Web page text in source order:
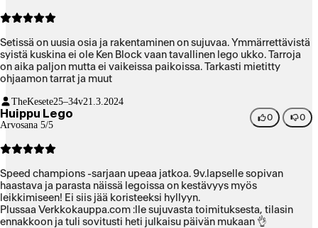
Setissä on uusia osia ja rakentaminen on sujuvaa. Ymmärrettävistä
syistä kuskina ei ole Ken Block vaan tavallinen lego ukko. Tarroja
on aika paljon mutta ei vaikeissa paikoissa. Tarkasti mietitty
ohjaamon tarrat ja muut
TheKesete25–34v21.3.2024
Huippu Lego
Arvosana 5/5
0 0
Speed champions -sarjaan upeaa jatkoa. 9v.lapselle sopivan
haastava ja parasta näissä legoissa on kestävyys myös
leikkimiseen! Ei siis jää koristeeksi hyllyyn.
Plussaa Verkkokauppa.com :lle sujuvasta toimituksesta, tilasin
ennakkoon ja tuli sovitusti heti julkaisu päivän mukaan 👌